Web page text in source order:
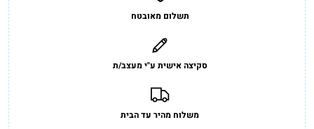
תשלום מאובטח
סקיצה אישית ע"י מעצב/ת
משלוח מהיר עד הבית